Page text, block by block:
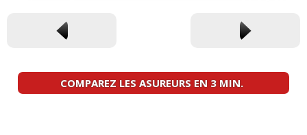
COMPAREZ LES ASUREURS EN 3 MIN.